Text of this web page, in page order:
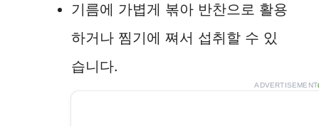
기름에 가볍게 볶아 반찬으로 활용
하거나 찜기에 쪄서 섭취할 수 있
습니다.
ADVERTISEMENT